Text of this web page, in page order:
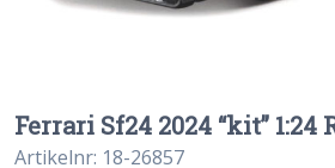
Ferrari Sf24 2024 “kit” 1:24
Artikelnr: 18-26857